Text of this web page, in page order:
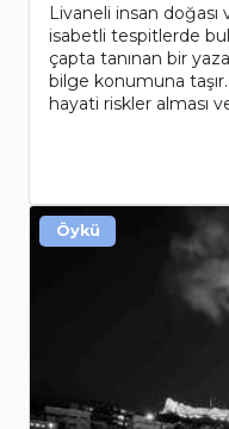
Livaneli insan doğası
isabetli tespitlerde
çapta tanınan bir
bilge konumuna
hayati riskler alması
Öykü